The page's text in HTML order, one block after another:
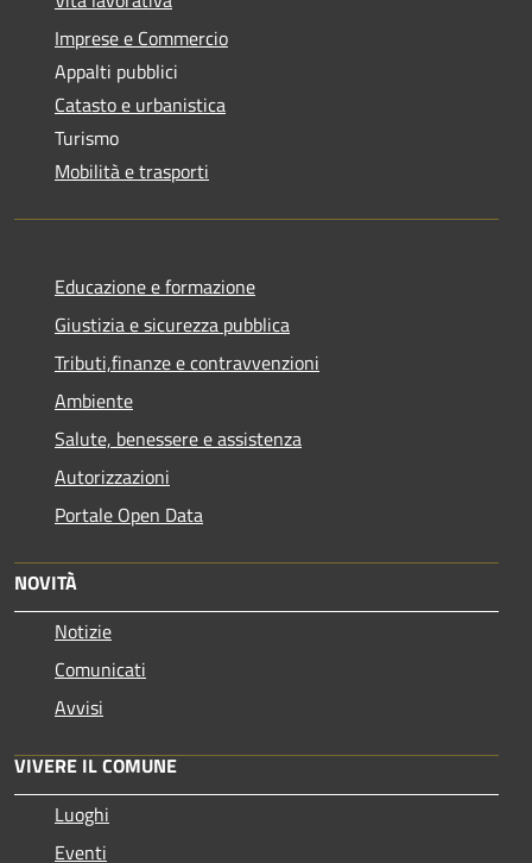
Imprese e Commercio
Appalti pubblici
Catasto e urbanistica
Turismo
Mobilità e trasporti
Educazione e formazione
Giustizia e sicurezza pubblica
Tributi,finanze e contravvenzioni
Ambiente
Salute, benessere e assistenza
Autorizzazioni
Portale Open Data
NOVITÀ
Notizie
Comunicati
Avvisi
VIVERE IL COMUNE
Luoghi
Eventi